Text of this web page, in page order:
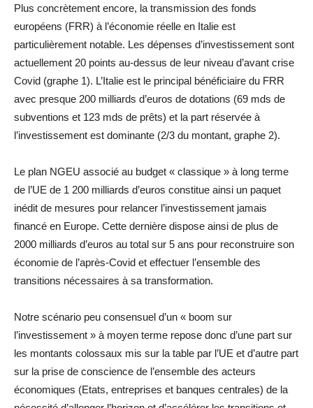
Plus concrètement encore, la transmission des fonds
européens (FRR) à l’économie réelle en Italie est
particulièrement notable. Les dépenses d’investissement sont
actuellement 20 points au-dessus de leur niveau d’avant crise
Covid (graphe 1). L’Italie est le principal bénéficiaire du FRR
avec presque 200 milliards d’euros de dotations (69 mds de
subventions et 123 mds de prêts) et la part réservée à
l’investissement est dominante (2/3 du montant, graphe 2).
Le plan NGEU associé au budget « classique » à long terme
de l’UE de 1 200 milliards d’euros constitue ainsi un paquet
inédit de mesures pour relancer l’investissement jamais
financé en Europe. Cette dernière dispose ainsi de plus de
2000 milliards d’euros au total sur 5 ans pour reconstruire son
économie de l’après-Covid et effectuer l’ensemble des
transitions nécessaires à sa transformation.
Notre scénario peu consensuel d’un « boom sur
l’investissement » à moyen terme repose donc d’une part sur
les montants colossaux mis sur la table par l’UE et d’autre part
sur la prise de conscience de l’ensemble des acteurs
économiques (Etats, entreprises et banques centrales) de la